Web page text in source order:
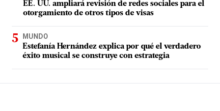
EE. UU. ampliará revisión de redes sociales para el
otorgamiento de otros tipos de visas
MUNDO
Estefanía Hernández explica por qué el verdadero
éxito musical se construye con estrategia